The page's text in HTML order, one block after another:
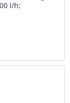
l/h;